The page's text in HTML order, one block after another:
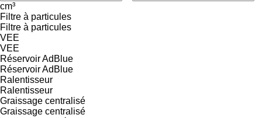
cm³
Filtre à particules
Filtre à particules
VEE
VEE
Réservoir AdBlue
Réservoir AdBlue
Ralentisseur
Ralentisseur
Graissage centralisé
Graissage centralisé